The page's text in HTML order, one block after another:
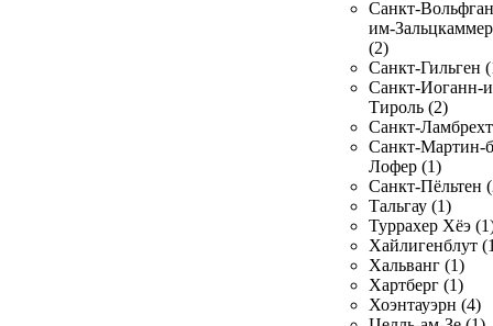
Санкт-
им-
(2)
Санкт-Гильген
Санкт-Иоганн-
Тироль (2)
Санкт-
Санкт-Мартин-
Лофер (1)
Санкт-Пёльтен
Тальгау (1)
Туррахер Хёэ
Хайлигенблут
Хальванг (1)
Хартберг (1)
Хоэнтауэрн (4)